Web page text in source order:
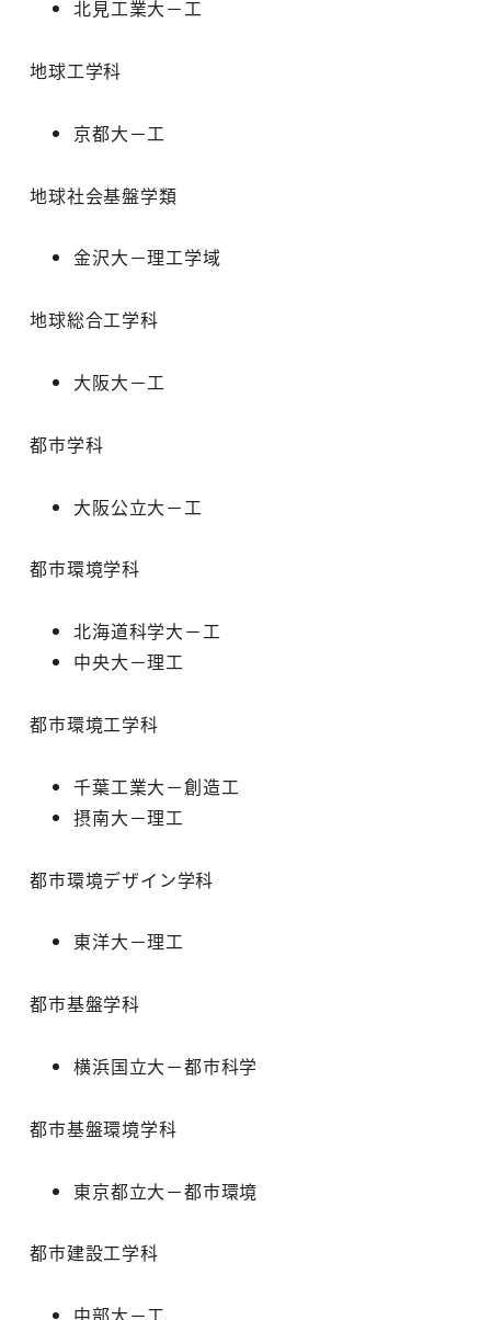
北見工業大－工
地球工学科
京都大－工
地球社会基盤学類
金沢大－理工学域
地球総合工学科
大阪大－工
都市学科
大阪公立大－工
都市環境学科
北海道科学大－工
中央大－理工
都市環境工学科
千葉工業大－創造工
摂南大－理工
都市環境デザイン学科
東洋大－理工
都市基盤学科
横浜国立大－都市科学
都市基盤環境学科
東京都立大－都市環境
都市建設工学科
中部大－工